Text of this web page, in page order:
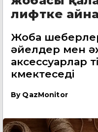
лифтке
Жоба
әйелдер мен
аксессуарлар
көмектеседі
By QazMonitor